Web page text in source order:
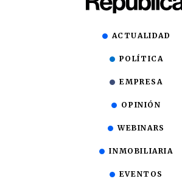
ACTUALIDAD
POLÍTICA
EMPRESA
OPINIÓN
WEBINARS
INMOBILIARIA
EVENTOS